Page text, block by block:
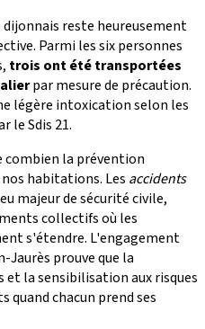
reste heureusement
Parmi les six personnes
trois ont été transportées
par mesure de précaution.
légère intoxication selon les
le Sdis 21.
la prévention
habitations. Les accidents
majeur de sécurité civile,
collectifs où les
s'étendre. L'engagement
Jaurès prouve que la
la sensibilisation aux risques
chacun prend ses